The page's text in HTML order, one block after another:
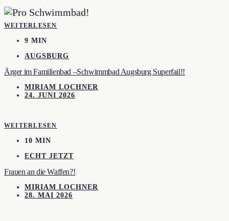
WEITERLESEN
9 MIN
AUGSBURG
Ärger im Familienbad –Schwimmbad Augsburg Superfail!!
MIRIAM LOCHNER
24. JUNI 2026
WEITERLESEN
10 MIN
ECHT JETZT
Frauen an die Waffen?!
MIRIAM LOCHNER
28. MAI 2026